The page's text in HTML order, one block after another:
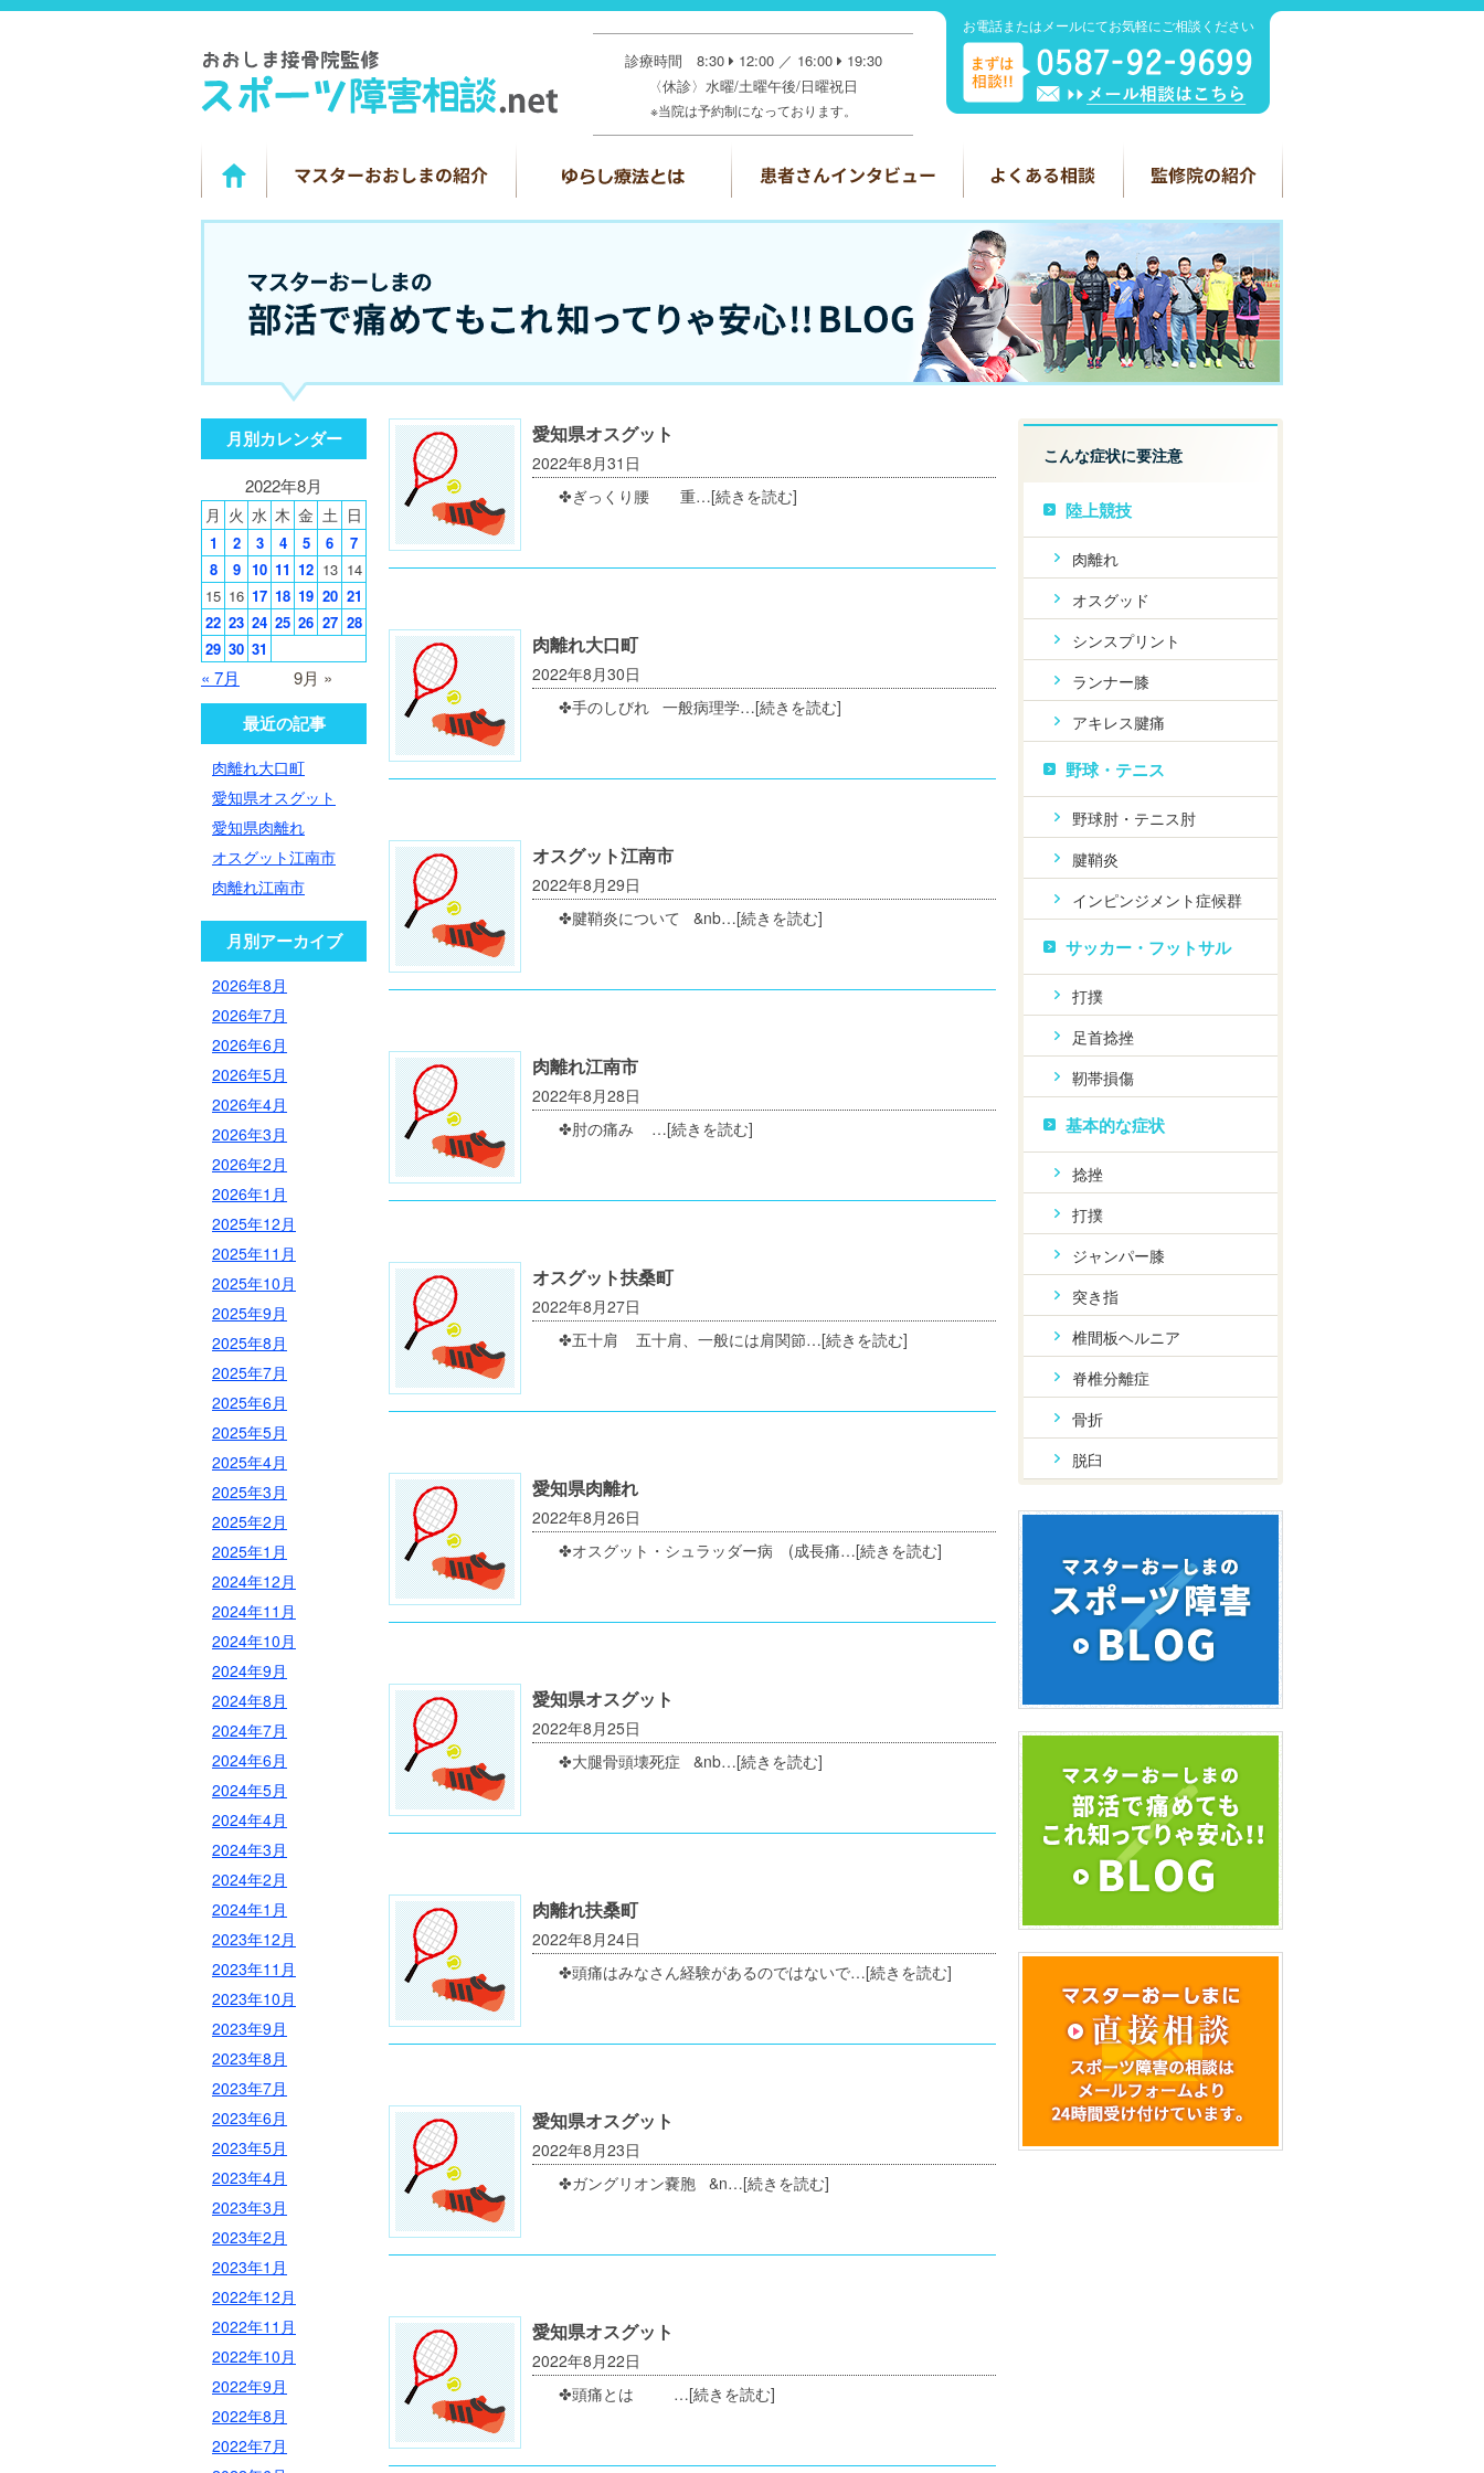
診療時間 8:30 12:00 ／ 16:00
19:30
〈休診〉水曜/土曜午後/日曜祝日
※当院は予約制になっております。
お電話またはメールにてお気軽にご相談ください
愛知県オスグット
2022年8月31日
✤ぎっくり腰 重…[続きを読む]
肉離れ大口町
2022年8月30日
✤手のしびれ 一般病理学…[続きを読む]
オスグット江南市
2022年8月29日
✤腱鞘炎について &nb…[続きを読む]
肉離れ江南市
2022年8月28日
✤肘の痛み …[続きを読む]
オスグット扶桑町
2022年8月27日
✤五十肩 五十肩、一般には肩関節…[続きを読む]
愛知県肉離れ
2022年8月26日
✤オスグット・シュラッダー病 (成長痛…[続きを読む]
愛知県オスグット
2022年8月25日
✤大腿骨頭壊死症 &nb…[続きを読む]
肉離れ扶桑町
2022年8月24日
✤頭痛はみなさん経験があるのではないで…[続きを読む]
愛知県オスグット
2022年8月23日
✤ガングリオン嚢胞 &n…[続きを読む]
愛知県オスグット
2022年8月22日
✤頭痛とは …[続きを読む]
月別カレンダー
2022年8月
月 火 水 木 金 土 日
« 7月 9月 »
1 2 3 4 5 6
7
8
9 10 11 12 13 14
15 16 17 18 19 20 21
22 23 24 25 26 27 28
29 30 31
最近の記事
肉離れ大口町
愛知県オスグット
愛知県肉離れ
オスグット江南市
肉離れ江南市
月別アーカイブ
2026年8月
2026年7月
2026年6月
2026年5月
2026年4月
2026年3月
2026年2月
2026年1月
2025年12月
2025年11月
2025年10月
2025年9月
2025年8月
2025年7月
2025年6月
2025年5月
2025年4月
2025年3月
2025年2月
2025年1月
2024年12月
2024年11月
2024年10月
2024年9月
2024年8月
2024年7月
2024年6月
2024年5月
2024年4月
2024年3月
2024年2月
2024年1月
2023年12月
2023年11月
2023年10月
2023年9月
2023年8月
2023年7月
2023年6月
2023年5月
2023年4月
2023年3月
2023年2月
2023年1月
2022年12月
2022年11月
2022年10月
2022年9月
2022年8月
2022年7月
こんな症状に要注意
陸上競技
肉離れ
オスグッド
シンスプリント
ランナー膝
アキレス腱痛
野球・テニス
野球肘・テニス肘
腱鞘炎
インピンジメント症候群
サッカー・フットサル
打撲
足首捻挫
靭帯損傷
基本的な症状
捻挫
打撲
ジャンパー膝
突き指
椎間板ヘルニア
脊椎分離症
骨折
脱臼